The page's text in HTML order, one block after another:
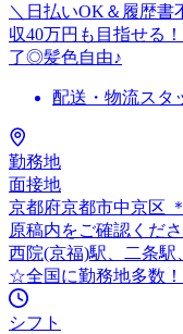
＼日払いOK＆履歴書
収40万円も目指せる
了◎髪色自由♪
配送・物流スタ
勤務地
面接地
京都府京都市中京区
原稿内をご確認くださ
西院(京福)駅、二条駅
☆全国に勤務地多数
シフト